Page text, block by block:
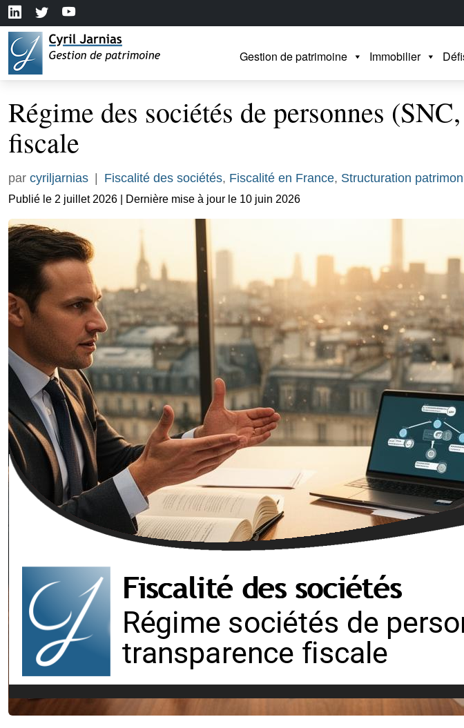
Gestion de patrimoine Immobilier
Régime des sociétés de personnes
fiscale
par cyriljarnias Fiscalité des sociétés, Fiscalité en France, Structuration
Publié le 2 juillet 2026 | Dernière mise à jour le 10 juin 2026